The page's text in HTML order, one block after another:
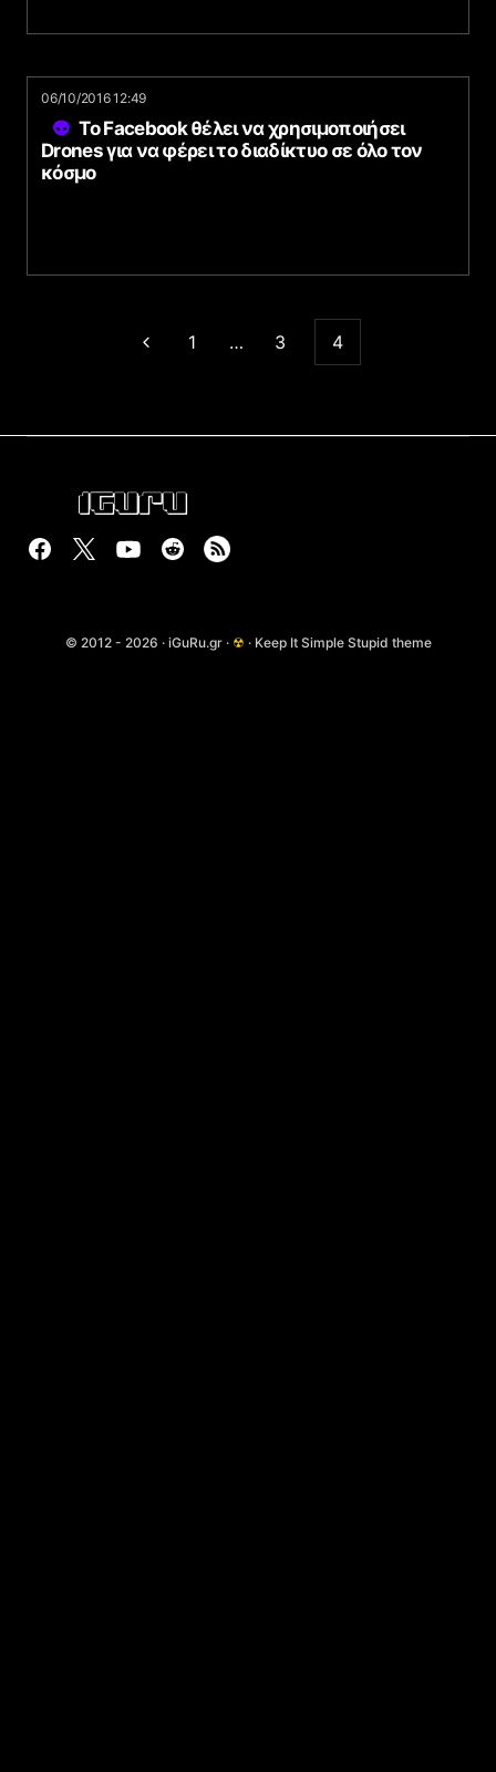
06/10/2016 12:49
To Facebook θέλει να χρησιμοποιήσει
Drones για να φέρει το διαδίκτυο σε όλο τον
κόσμο
1 … 3 4
© 2012 - 2026 · iGuRu.gr · ☢ · Keep It Simple Stupid theme